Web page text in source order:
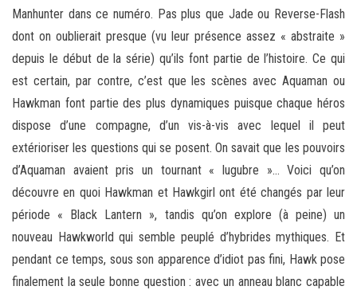
Manhunter dans ce numéro. Pas plus que Jade ou Reverse-Flash
dont on oublierait presque (vu leur présence assez « abstraite »
depuis le début de la série) qu’ils font partie de l’histoire. Ce qui
est certain, par contre, c’est que les scènes avec Aquaman ou
Hawkman font partie des plus dynamiques puisque chaque héros
dispose d’une compagne, d’un vis-à-vis avec lequel il peut
extérioriser les questions qui se posent. On savait que les pouvoirs
d’Aquaman avaient pris un tournant « lugubre »… Voici qu’on
découvre en quoi Hawkman et Hawkgirl ont été changés par leur
période « Black Lantern », tandis qu’on explore (à peine) un
nouveau Hawkworld qui semble peuplé d’hybrides mythiques. Et
pendant ce temps, sous son apparence d’idiot pas fini, Hawk pose
finalement la seule bonne question : avec un anneau blanc capable